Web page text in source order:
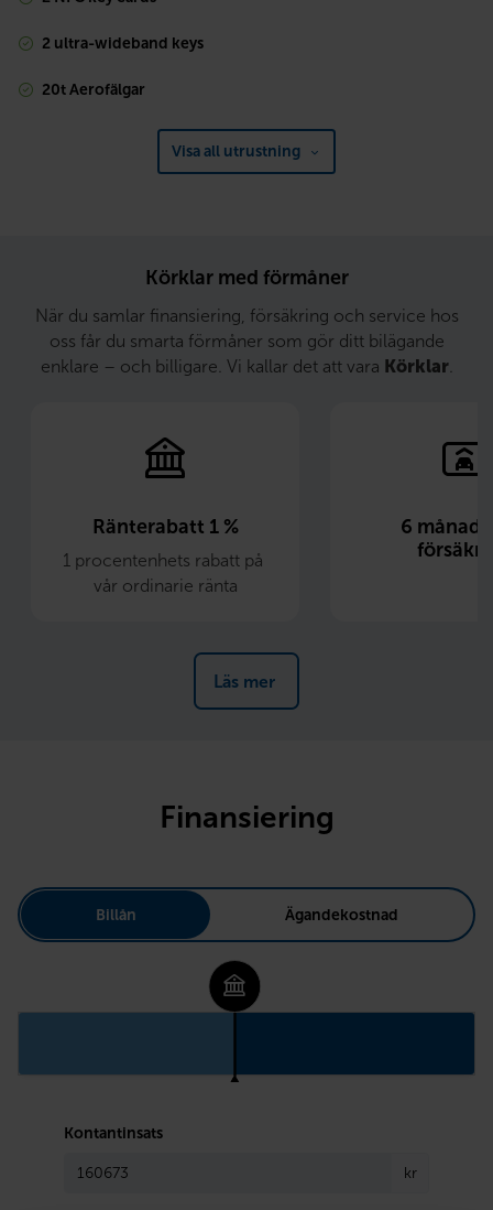
2 ultra-wideband keys
20t Aerofälgar
Visa all utrustning
Körklar med förmåner
När du samlar finansiering, försäkring och service hos
oss får du smarta förmåner som gör ditt bilägande
enklare – och billigare. Vi kallar det att vara Körklar.
Ränterabatt 1 %
1 procentenhets rabatt på
vår ordinarie ränta
6
Läs mer
Finansiering
Billån Ägandekostnad
Kontantinsats
kr